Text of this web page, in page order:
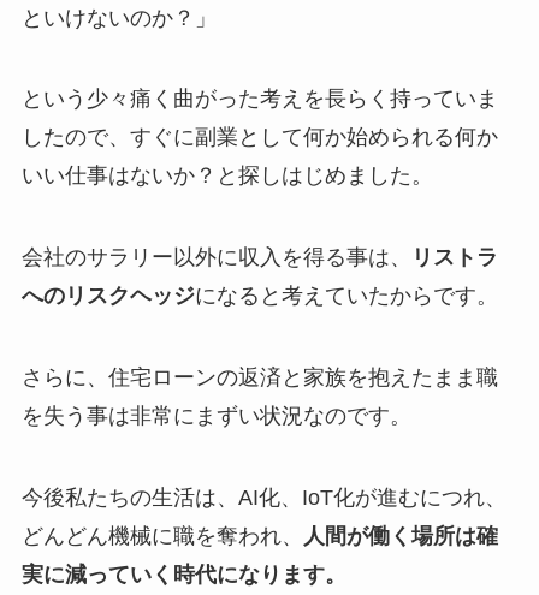
といけないのか？」
という少々痛く曲がった考えを長らく持っていま
したので、すぐに副業として何か始められる何か
いい仕事はないか？と探しはじめました。
会社のサラリー以外に収入を得る事は、
リストラ
へのリスクヘッジになると考えていたからです。
さらに、住宅ローンの返済と家族を抱えたまま職
を失う事は非常にまずい状況なのです。
今後私たちの生活は、AI化、IoT化が進むにつれ、
どんどん機械に職を奪われ、
人間が働く場所は確
実に減っていく時代になります。